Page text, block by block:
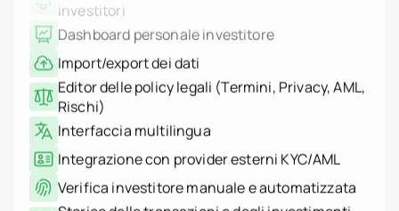
Import/export dei dati
Editor delle policy legali (Termini, Privacy, AML,
Rischi)
Interfaccia multilingua
Integrazione con provider esterni KYC/AML
Verifica investitore manuale e automatizzata
Storico delle transazioni e degli investimenti
per utente
Portogallo
Svizzera
Emirati Arabi Uniti